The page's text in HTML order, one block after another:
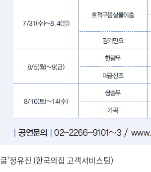
글˚정유진 (한국의집 고객서비스팀)